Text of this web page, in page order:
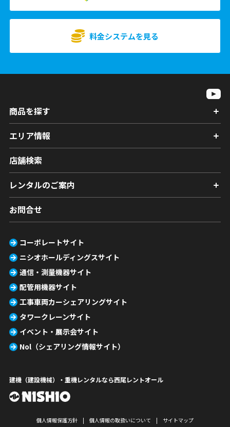
料金システムを見る
商品を探す
エリア情報
店舗検索
レンタルのご案内
お問合せ
コーポレートサイト
ニシオホールディングスサイト
通信・測量機器サイト
配管用機器サイト
工事車両カーシェアリングサイト
タワークレーンサイト
イベント・展示会サイト
Nol（シェアリング情報サイト）
建機（建設機械）・重機レンタルなら西尾レントオール
個人情報保護方針 個人情報の取扱いについて サイトマップ